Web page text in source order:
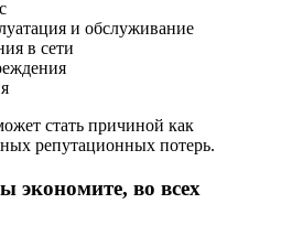
и обслуживание
в сети
стать причиной как
репутационных потерь.
экономите, во всех